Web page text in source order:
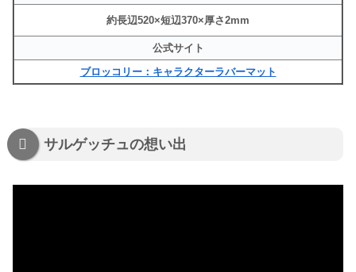
約長辺520×短辺370×厚さ2mm
公式サイト
ブロッコリー：キャラクターラバーマット
サルゲッチュの想い出